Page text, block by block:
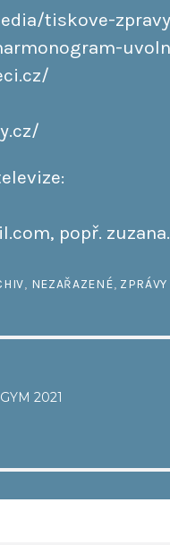
tiskove-
popř.
, NEZAŘAZENÉ, ZPRÁVY
2021